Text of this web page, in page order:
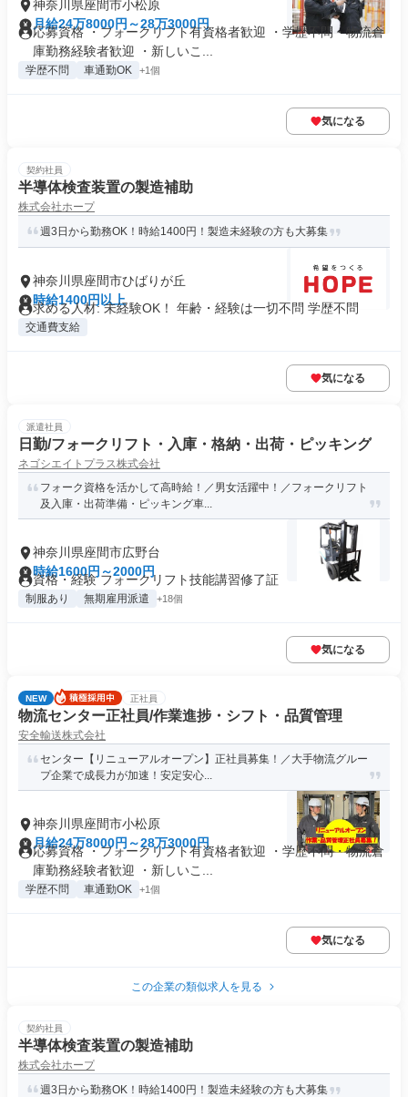
神奈川県座間市小松原
月給24万8000円～28万3000円
応募資格 ・フォークリフト有資格者歓迎 ・学歴不問・物流倉
庫勤務経験者歓迎 ・新しいこ...
学歴不問 車通勤OK +1個
気になる
契約社員
半導体検査装置の製造補助
株式会社ホープ
週3日から勤務OK！時給1400円！製造未経験の方も大募集
神奈川県座間市ひばりが丘
時給1400円以上
求める人材: 未経験OK！ 年齢・経験は一切不問 学歴不問
交通費支給
気になる
派遣社員
日勤/フォークリフト・入庫・格納・出荷・ピッキング
ネゴシエイトプラス株式会社
フォーク資格を活かして高時給！／男女活躍中！／フォークリフト
及入庫・出荷準備・ピッキング車...
神奈川県座間市広野台
時給1600円～2000円
資格・経験 フォークリフト技能講習修了証
制服あり 無期雇用派遣 +18個
気になる
NEW 正社員
物流センター正社員/作業進捗・シフト・品質管理
安全輸送株式会社
センター【リニューアルオープン】正社員募集！／大手物流グルー
プ企業で成長力が加速！安定安心...
神奈川県座間市小松原
月給24万8000円～28万3000円
応募資格 ・フォークリフト有資格者歓迎 ・学歴不問・物流倉
庫勤務経験者歓迎 ・新しいこ...
学歴不問 車通勤OK +1個
気になる
この企業の類似求人を見る
契約社員
半導体検査装置の製造補助
株式会社ホープ
週3日から勤務OK！時給1400円！製造未経験の方も大募集